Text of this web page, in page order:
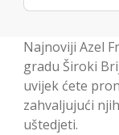
Najnoviji Azel
gradu Široki
uvijek ćete
zahvaljujući
uštedjeti.